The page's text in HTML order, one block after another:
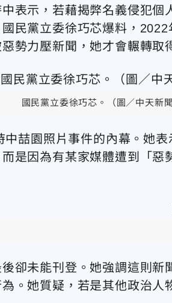
表示，若藉揭弊名義侵犯個
民黨立委徐巧芯爆料，2022
勢力壓新聞，她才會輾轉取
國民黨立委徐巧芯。（圖／中天新聞
喆園照片事件的內幕。她
是因為有某家媒體遭到「惡
卻未能刊登。她強調這則新
。她質疑，若是其他政治人